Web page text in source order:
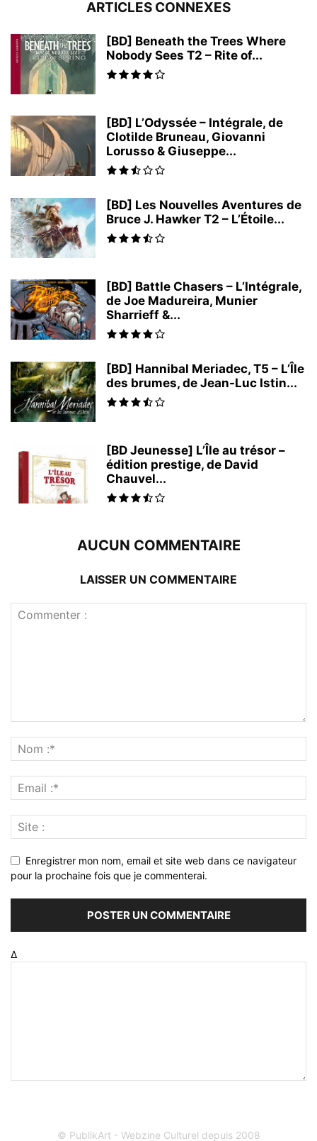
ARTICLES CONNEXES
[BD] Beneath the Trees Where
Nobody Sees T2 – Rite of...
[BD] L’Odyssée – Intégrale, de
Clotilde Bruneau, Giovanni
Lorusso & Giuseppe...
[BD] Les Nouvelles Aventures de
Bruce J. Hawker T2 – L’Étoile...
[BD] Battle Chasers – L’Intégrale,
de Joe Madureira, Munier
Sharrieff &...
[BD] Hannibal Meriadec, T5 – L’Île
des brumes, de Jean-Luc Istin...
[BD Jeunesse] L’Île au trésor –
édition prestige, de David
Chauvel...
AUCUN COMMENTAIRE
LAISSER UN COMMENTAIRE
Enregistrer mon nom, email et site web dans ce navigateur
pour la prochaine fois que je commenterai.
Δ
© PublikArt - Webzine Culturel depuis 2008